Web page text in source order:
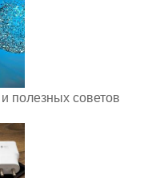
полезных советов